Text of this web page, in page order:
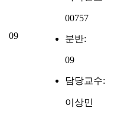
09
00757
분반:
09
담당교수:
이상민